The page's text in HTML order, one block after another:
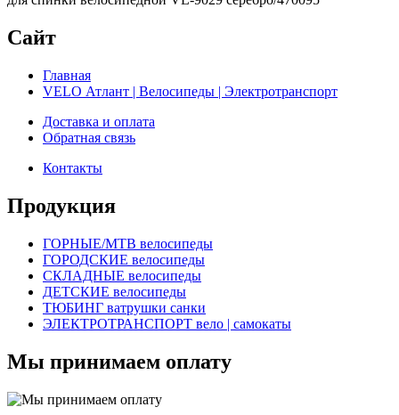
Сайт
Главная
VELO Атлант | Велосипеды | Электротранспорт
Доставка и оплата
Обратная связь
Контакты
Продукция
ГОРНЫЕ/MTB велосипеды
ГОРОДСКИЕ велосипеды
СКЛАДНЫЕ велосипеды
ДЕТСКИЕ велосипеды
ТЮБИНГ ватрушки санки
ЭЛЕКТРОТРАНСПОРТ вело | самокаты
Мы принимаем оплату